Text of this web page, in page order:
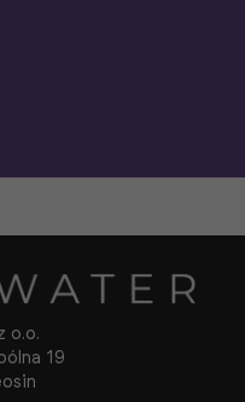
o.o.
19